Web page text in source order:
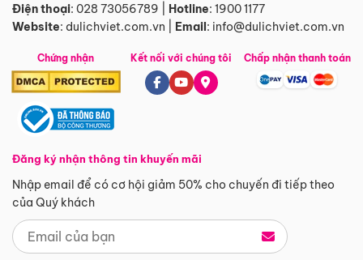
Điện thoại: 028 73056789 Hotline: 1900 1177
Website: dulichviet.com.vn Email: info@dulichviet.com.vn
Chứng nhận
Đăng ký nhận thông tin khuyến mãi
Nhập email để có cơ hội giảm 50% cho chuyến đi tiếp theo
của Quý khách
Kết nối với chúng tôi Chấp nhận thanh toán